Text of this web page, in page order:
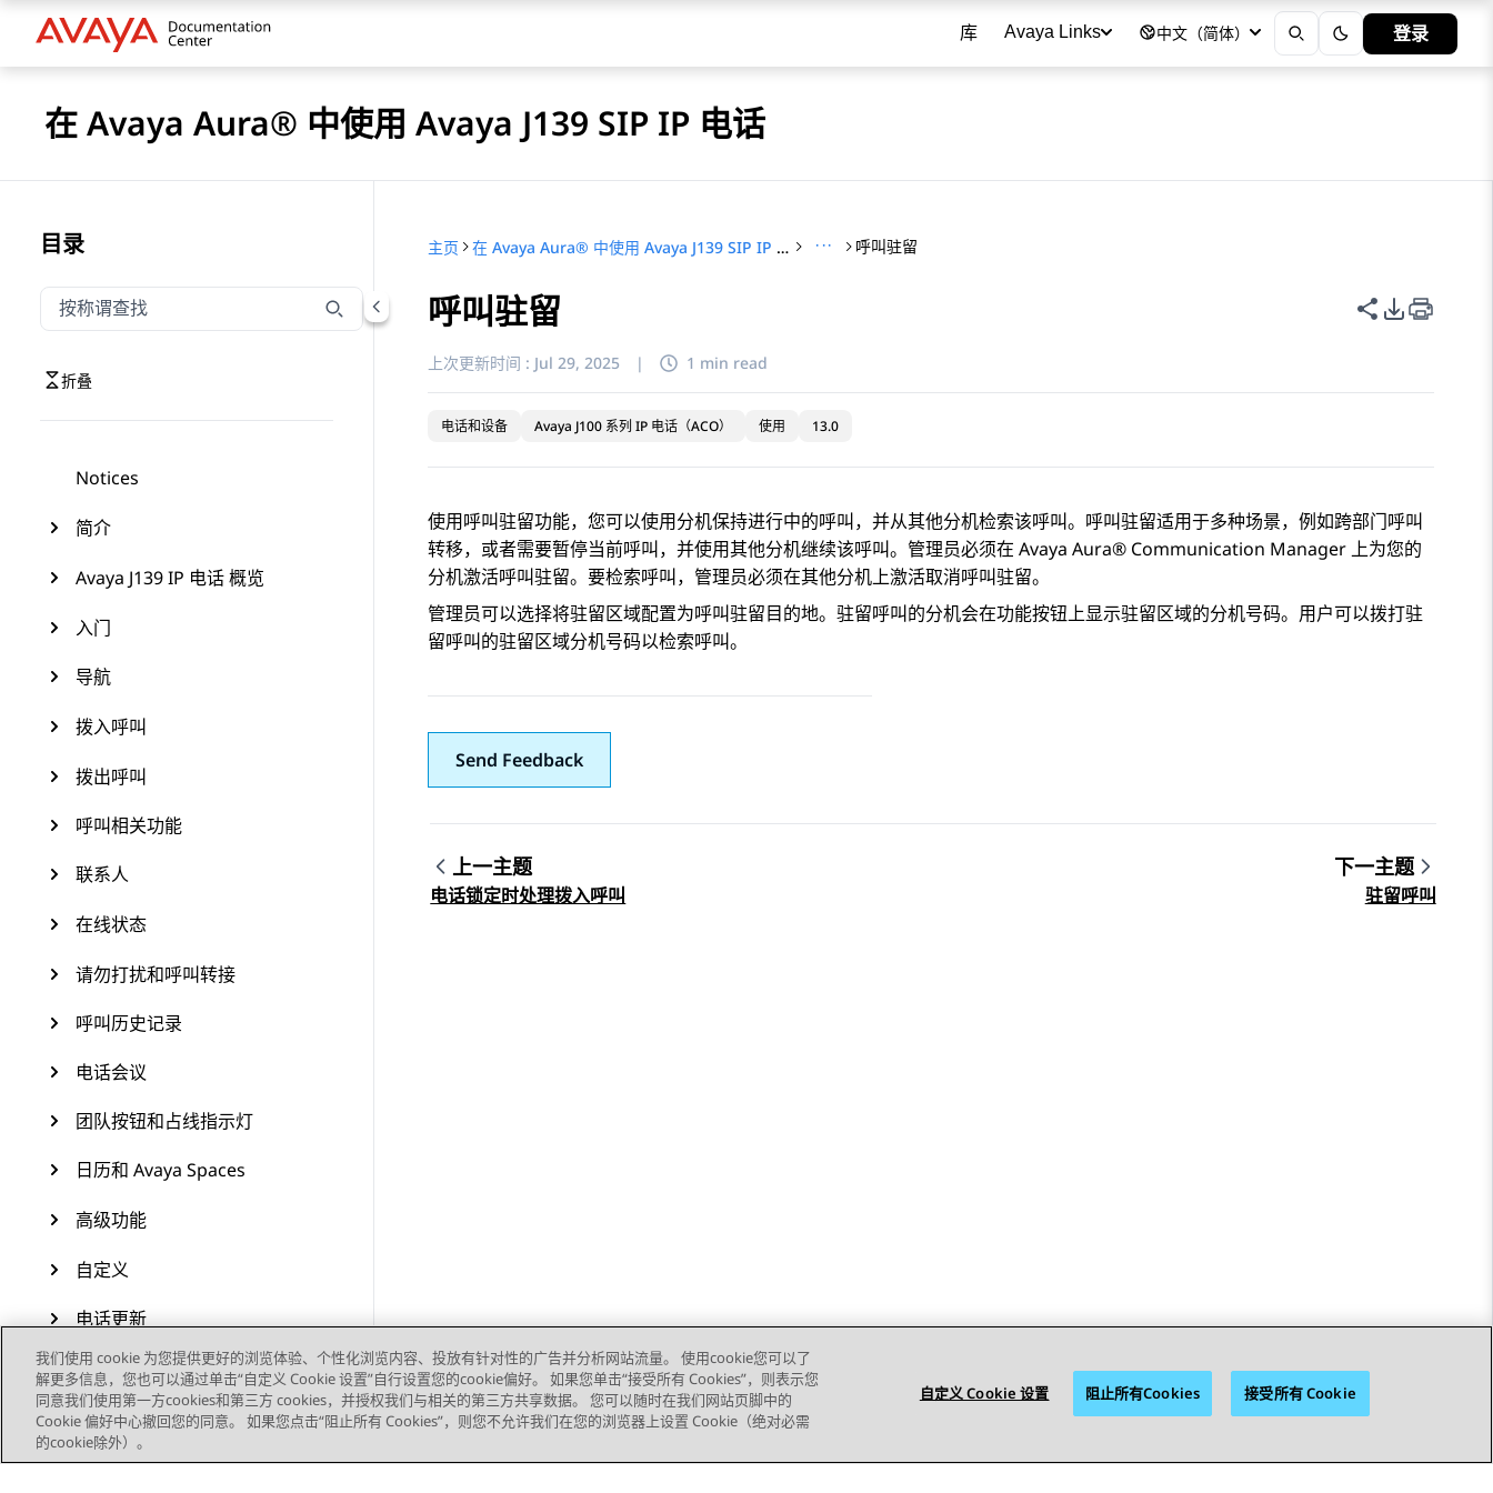
库 Avaya Links 中文（简体） 登录
在 Avaya Aura® 中使用 Avaya J139 SIP IP 电话
目录
按称谓筛选导航
输入内容以按称谓筛选导航项
折叠
Notices
简介
Avaya J139 IP 电话 概览
入门
导航
拨入呼叫
拨出呼叫
呼叫相关功能
联系人
在线状态
请勿打扰和呼叫转接
呼叫历史记录
电话会议
团队按钮和占线指示灯
日历和 Avaya Spaces
高级功能
自定义
电话更新
维护
资源
主页 在 Avaya Aura® 中使用 Avaya J139 SIP IP 电话 ··· 呼叫驻留
呼叫驻留 共享此页面
PDF 导出
上次更新时间 : Jul 29, 2025 | 1 min read
电话和设备 Avaya J100 系列 IP 电话（ACO） 使用 13.0
使用呼叫驻留功能，您可以使用分机保持进行中的呼叫，并从其他分机检索该呼叫。呼叫驻留适用于多种场景，例如跨部门呼叫
转移，或者需要暂停当前呼叫，并使用其他分机继续该呼叫。管理员必须在 Avaya Aura® Communication Manager 上为您的
分机激活呼叫驻留。要检索呼叫，管理员必须在其他分机上激活取消呼叫驻留。
管理员可以选择将驻留区域配置为呼叫驻留目的地。驻留呼叫的分机会在功能按钮上显示驻留区域的分机号码。用户可以拨打驻
留呼叫的驻留区域分机号码以检索呼叫。
Send Feedback
Topic navigation
上一主题
电话锁定时处理拨入呼叫
下一主题
驻留呼叫
我们使用 cookie 为您提供更好的浏览体验、个性化浏览内容、投放有针对性的广告并分析网站流量。 使用cookie您可以了
解更多信息，您也可以通过单击“自定义 Cookie 设置”自行设置您的cookie偏好。 如果您单击“接受所有 Cookies”，则表示您
同意我们使用第一方cookies和第三方 cookies，并授权我们与相关的第三方共享数据。 您可以随时在我们网站页脚中的
Cookie 偏好中心撤回您的同意。 如果您点击“阻止所有 Cookies”，则您不允许我们在您的浏览器上设置 Cookie（绝对必需
的cookie除外）。
自定义 Cookie 设置 阻止所有Cookies 接受所有 Cookie